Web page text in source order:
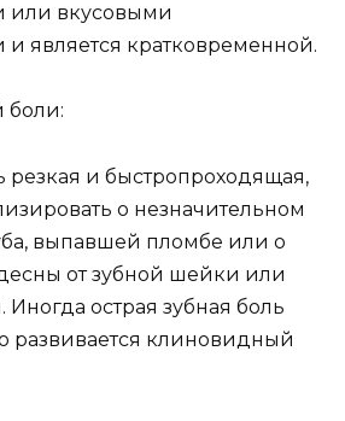
или вкусовыми
является кратковременной.
боли:
резкая и быстропроходящая,
о незначительном
выпавшей пломбе или о
от зубной шейки или
острая зубная боль
развивается клиновидный